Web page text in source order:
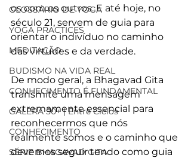
GLOSSÁRIO DE YOGA
YOGA PRACTICES
MEDITAÇÃO
BUDISMO NA VIDA REAL
CONHECIMENTO É FUNDAMENTAL
GALERA 50+ | Entre Ciclos
CONHECIMENTO
SÉRIE BHAGAVAD GITA
os com os outros. E até hoje, no
século 21, servem de guia para
orientar o indivíduo no caminho
das virtudes e da verdade.
De modo geral, a Bhagavad Gita
transmite uma mensagem
extremamente essencial para
reconhecermos que nós
realmente somos e o caminho que
devemos seguir tendo como guia